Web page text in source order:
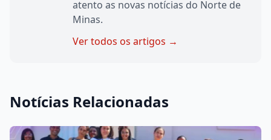
atento as novas notícias do Norte de
Minas.
Ver todos os artigos →
Notícias Relacionadas